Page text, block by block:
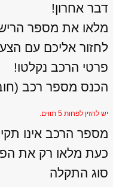
דבר אחרון!
מלאו את מספר
לחזור אליכם עם
פרטי הרכב נקלטו!
הכנס מספר רכב
יש להזין לפחות 5 תווים.
מספר הרכב אינו
כעת מלאו רק את
סוג התקלה